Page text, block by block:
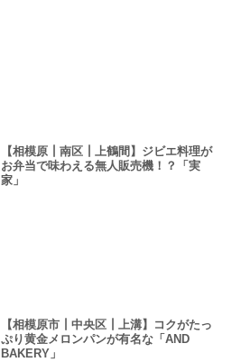
【相模原┃南区┃上鶴間】ジビエ料理が
お弁当で味わえる無人販売機！？「実
家」
【相模原市┃中央区┃上溝】コクがたっ
ぷり黄金メロンパンが有名な「AND
BAKERY」